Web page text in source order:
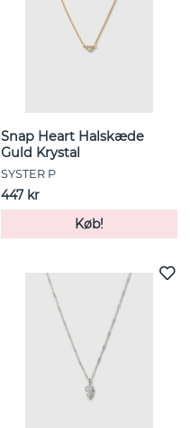
Snap Heart Halskæde
Guld Krystal
SYSTER P
447 kr
Køb!